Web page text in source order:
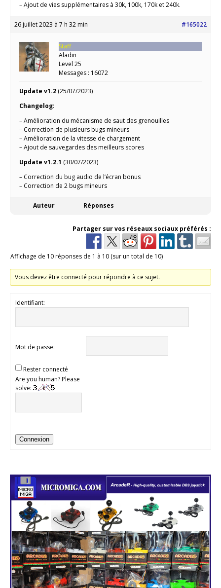
– Ajout de vies supplémentaires à 30k, 100k, 170k et 240k.
26 juillet 2023 à 7 h 32 min #165022
Staff
Aladin
Level 25
Messages : 16072
Update v1.2 (25/07/2023)
Changelog:
– Amélioration du mécanisme de saut des grenouilles
– Correction de plusieurs bugs mineurs
– Amélioration de la vitesse de chargement
– Ajout de sauvegardes des meilleurs scores
Update v1.2.1 (30/07/2023)
– Correction du bug audio de l’écran bonus
– Correction de 2 bugs mineurs
Auteur Réponses
Partager sur vos réseaux sociaux préférés :
Affichage de 10 réponses de 1 à 10 (sur un total de 10)
Vous devez être connecté pour répondre à ce sujet.
Identifiant:
Mot de passe:
Rester connecté
Are you human? Please
solve:
Connexion